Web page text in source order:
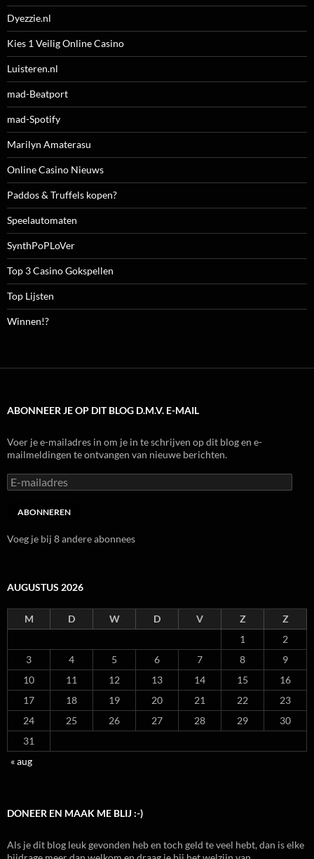
Dyezzie.nl
Kies 1 Veilig Online Casino
Luisteren.nl
mad-Beatport
mad-Spotify
Marilyn Amaterasu
Online Casino Nieuws
Paddos & Truffels kopen?
Speelautomaten
SynthPoPLoVer
Top 3 Casino Gokspellen
Top Lijsten
Winnen!?
ABONNEER JE OP DIT BLOG D.M.V. E-MAIL
Voer je e-mailadres in om je in te schrijven op dit blog en e-
mailmeldingen te ontvangen van nieuwe berichten.
E-
mailadres
ABONNEREN
Voeg je bij 8 andere abonnees
AUGUSTUS 2026
M D W D V Z
Z
1
2
3
4 5 6 7 8
9
10
11 12 13 14 15
16
17
18 19 20 21 22
23
24
25 26 27 28 29
30
31
« aug
DONEER EN MAAK ME BLIJ :-)
Als je dit blog leuk gevonden heb en toch geld te veel hebt, dan is elke